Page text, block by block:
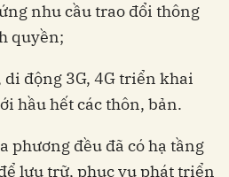
nhu cầu trao đổi thông
quyền;
động 3G, 4G triển khai
hầu hết các thôn, bản.
phương đều đã có hạ tầng
lưu trữ, phục vụ phát triển